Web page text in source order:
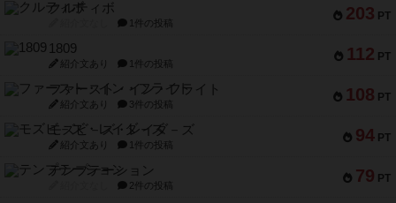
203 PT
クルティボ
1件の投稿
112 PT
1809
紹介文あり 1件の投稿
108 PT
ファースト・イン・フライト
紹介文あり 3件の投稿
94 PT
モズビ－ズ・レイダ－ズ
紹介文あり 1件の投稿
79 PT
テンプテーション
2件の投稿